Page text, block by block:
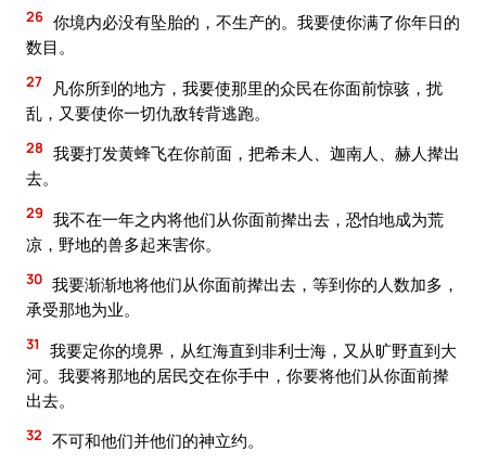
26 你境内必没有坠胎的，不生产的。我要使你满了你年日的
数目。
27
凡你所到的地方，我要使那里的众民在你面前惊骇，扰
乱，又要使你一切仇敌转背逃跑。
28 我要打发黄蜂飞在你前面，把希未人、迦南人、赫人撵出
去。
29 我不在一年之内将他们从你面前撵出去，恐怕地成为荒
凉，野地的兽多起来害你。
30 我要渐渐地将他们从你面前撵出去，等到你的人数加多，
承受那地为业。
31
我要定你的境界，从红海直到非利士海，又从旷野直到大
河。我要将那地的居民交在你手中，你要将他们从你面前撵
出去。
32 不可和他们并他们的神立约。